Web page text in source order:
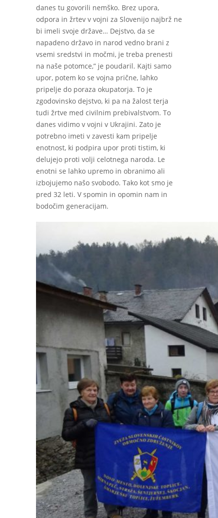
danes tu govorili nemško. Brez upora,
odpora in žrtev v vojni za Slovenijo najbrž ne
bi imeli svoje države… Dejstvo, da se
napadeno državo in narod vedno brani z
vsemi sredstvi in močmi, je treba prenesti
na naše potomce,” je poudaril. Kajti samo
upor, potem ko se vojna prične, lahko
pripelje do poraza okupatorja. To je
zgodovinsko dejstvo, ki pa na žalost terja
tudi žrtve med civilnim prebivalstvom. To
danes vidimo v vojni v Ukrajini. Zato je
potrebno imeti v zavesti kam pripelje
enotnost, ki podpira upor proti tistim, ki
delujejo proti volji celotnega naroda. Le
enotni se lahko upremo in obranimo ali
izbojujemo našo svobodo. Tako kot smo je
pred 32 leti. V spomin in opomin nam in
bodočim generacijam.